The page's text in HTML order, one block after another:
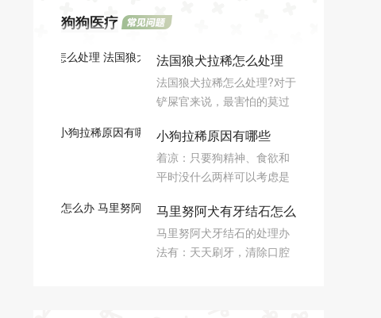
狗狗医疗
法国狼犬拉稀怎么处理
法国狼犬拉肚子解决方法
法国狼犬拉稀怎么处理?对于
铲屎官来说，最害怕的莫过
如何是好呢?下面小编为大家
分享法国狼犬拉肚子解决方
法。
小狗拉稀原因有哪些
着凉：只要狗精神、食欲和
平时没什么两样可以考虑是
然换食物或者吃罐头、单纯
肉类导致不消化引起的拉肚
子;寄生虫：寄生虫引起的拉
马里努阿犬有牙结石怎么
办 马里努阿犬有牙结石
的处理办法
马里努阿犬牙结石的处理办
法有：天天刷牙，清除口腔